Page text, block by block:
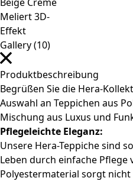
Gallery (10)
Produktbeschreibung
Begrüßen Sie die Hera-
Auswahl an Teppichen aus
Mischung aus Luxus und
Pflegeleichte Eleganz:
Unsere Hera-Teppiche sind
Leben durch einfache Pflege
Polyestermaterial sorgt